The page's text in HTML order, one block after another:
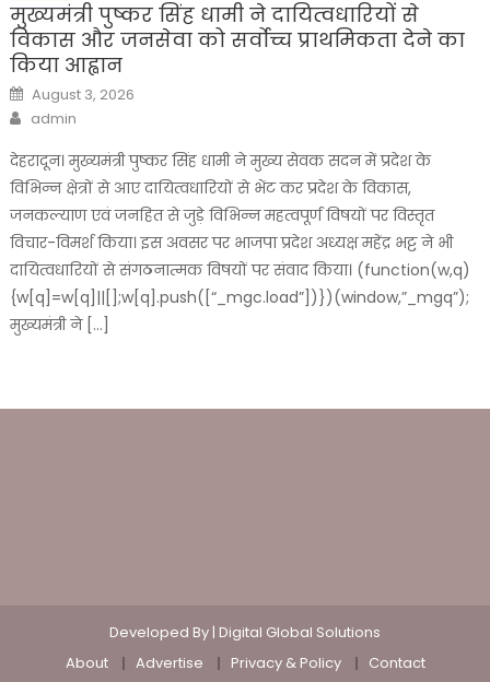
मुख्यमंत्री पुष्कर सिंह धामी ने दायित्वधारियों से
विकास और जनसेवा को सर्वोच्च प्राथमिकता देने का
किया आह्वान
Posted
on
August 3, 2026
Author
admin
देहरादून। मुख्यमंत्री पुष्कर सिंह धामी ने मुख्य सेवक सदन में प्रदेश के
विभिन्न क्षेत्रों से आए दायित्वधारियों से भेंट कर प्रदेश के विकास,
जनकल्याण एवं जनहित से जुड़े विभिन्न महत्वपूर्ण विषयों पर विस्तृत
विचार-विमर्श किया। इस अवसर पर भाजपा प्रदेश अध्यक्ष महेंद्र भट्ट ने भी
दायित्वधारियों से संगठनात्मक विषयों पर संवाद किया। (function(w,q)
{w[q]=w[q]||[];w[q].push([“_mgc.load”])})(window,”_mgq”);
मुख्यमंत्री ने […]
Developed By | Digital Global Solutions
About
Advertise Privacy & Policy Contact